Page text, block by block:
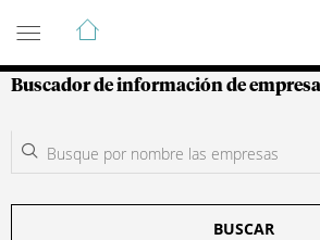
Guía de Empresas
Buscador de información de
BUSCAR